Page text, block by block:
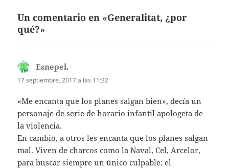
Un comentario en «Generalitat, ¿por
qué?»
Esnepel.
17 septiembre, 2017 a las 11:32
«Me encanta que los planes salgan bien», decía un
personaje de serie de horario infantil apologeta de
la violencia.
En cambio, a otros les encanta que los planes salgan
mal. Viven de charcos como la Naval, Cel, Arcelor,
para buscar siempre un único culpable: el